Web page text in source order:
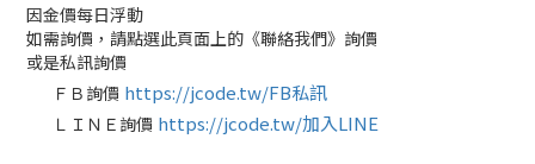
因金價每日浮動
如需詢價，請點選此頁面上的《聯絡我們》詢價
或是私訊詢價
ＦＢ詢價 https://jcode.tw/FB私訊
ＬＩＮＥ詢價 https://jcode.tw/加入LINE